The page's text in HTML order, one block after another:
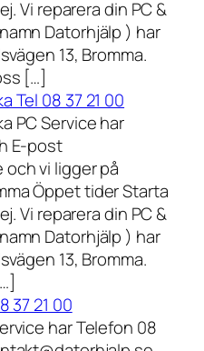
Vi reparera din PC &
Datorhjälp ) har
13, Bromma.
[…]
Tel 08 37 21 00
PC Service har
E-post
vi ligger på
Öppet tider Starta
Vi reparera din PC &
Datorhjälp ) har
13, Bromma.
37 21 00
har Telefon 08